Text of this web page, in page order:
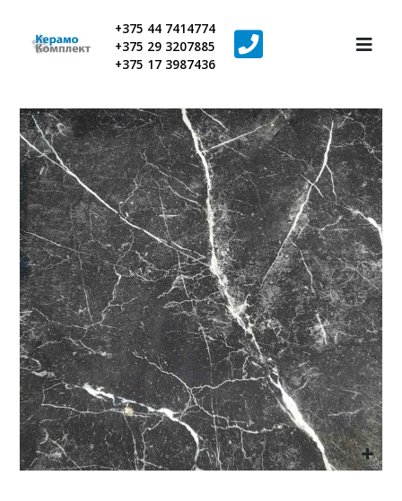
+375 44 7414774
+375 29 3207885
+375 17 3987436